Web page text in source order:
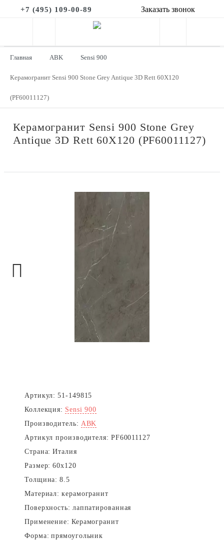
+7 (495) 109-00-89 Заказать звонок
Главная ABK Sensi 900
Керамогранит Sensi 900 Stone Grey Antique 3D Rett 60X120
(PF60011127)
Керамогранит Sensi 900 Stone Grey
Antique 3D Rett 60X120 (PF60011127)
Артикул: 51-149815
Коллекция: Sensi 900
Производитель: ABK
Артикул производителя: PF60011127
Страна: Италия
Размер: 60x120
Толщина: 8.5
Материал: керамогранит
Поверхность: лаппатированная
Применение: Керамогранит
Форма: прямоугольник